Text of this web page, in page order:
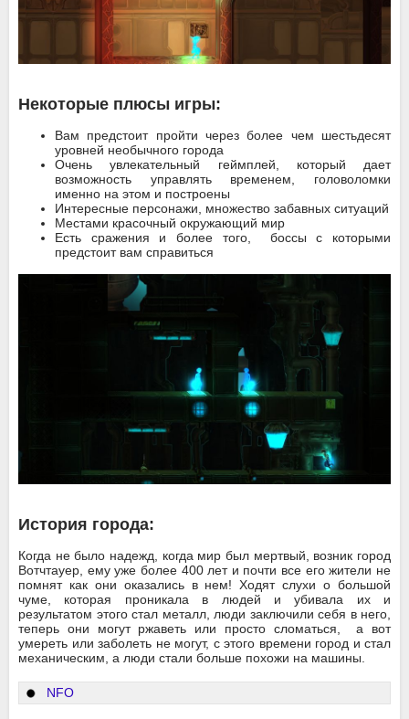
Некоторые плюсы игры:
Вам предстоит пройти через более чем шестьдесят
уровней необычного города
Очень увлекательный геймплей, который дает
возможность управлять временем, головоломки
именно на этом и построены
Интересные персонажи, множество забавных ситуаций
Местами красочный окружающий мир
Есть сражения и более того, боссы с которыми
предстоит вам справиться
История города:
Когда не было надежд, когда мир был мертвый, возник город
Вотчтауер, ему уже более 400 лет и почти все его жители не
помнят как они оказались в нем! Ходят слухи о большой
чуме, которая проникала в людей и убивала их и
результатом этого стал металл, люди заключили себя в него,
теперь они могут ржаветь или просто сломаться, а вот
умереть или заболеть не могут, с этого времени город и стал
механическим, а люди стали больше похожи на машины.
NFO